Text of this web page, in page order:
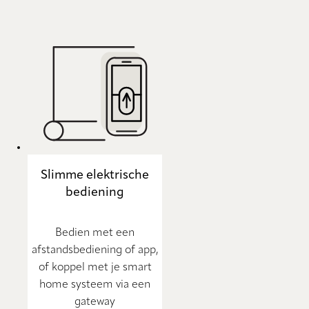
Slimme elektrische
bediening
Bedien met een
afstandsbediening of app,
of koppel met je smart
home systeem via een
gateway